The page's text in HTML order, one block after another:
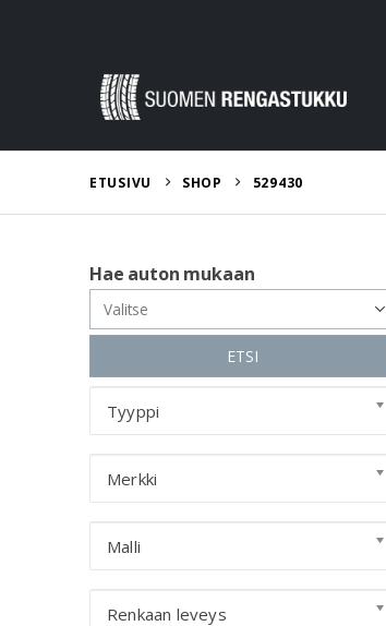
ETUSIVU SHOP 529430
Hae auton mukaan
ETSI
Tyyppi
Merkki
Malli
Renkaan leveys